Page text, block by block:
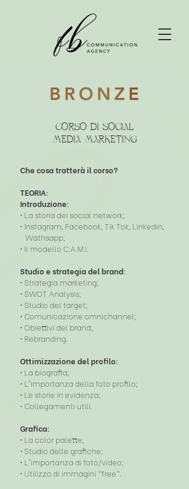
CORSO DI SOCIAL
MEDIA MARKETING
Che cosa tratterà il corso?
TEORIA:
Introduzione:
• La storia dei social network;
• Instagram, Facebook, Tik Tok, Linkedin,
Wathsapp;
• Il modello C.A.M.I.
Studio e strategia del brand:
• Strategia marketing;
• SWOT Analysis;
• Studio del target;
• Comunicazione omnichannel;
• Obiettivi del brand;
• Rebranding.
Ottimizzazione del profilo:
• La biografia;
• L'importanza della foto profilo;
• Le storie in evidenza;
• Collegamenti utili.
Grafica:
• La color palette;
• Studio delle grafiche;
• L'importanza di foto/video;
• Utilizzo di immagini "free".